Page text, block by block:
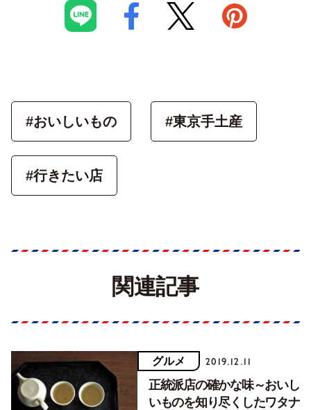
#おいしいもの #東京手土産
#行きたい店
関連記事
グルメ 2019.12.11
正統派店の確かな味～おいし
いものを知り尽くしたワタナ